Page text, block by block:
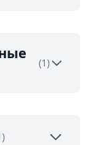
(1)